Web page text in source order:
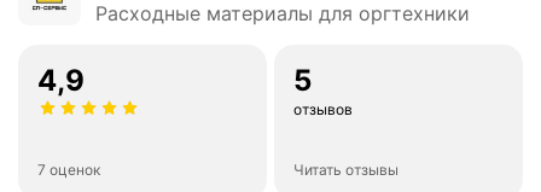
Расходные материалы для оргтехники
4,9
7 оценок
5
отзывов
Читать отзывы